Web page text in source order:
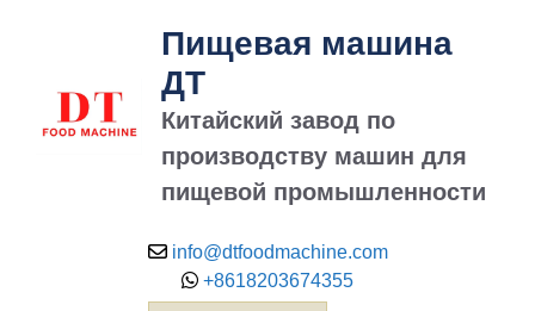
Пищевая машина
ДТ
Китайский завод по
производству машин для
пищевой промышленности
info@dtfoodmachine.com
+8618203674355